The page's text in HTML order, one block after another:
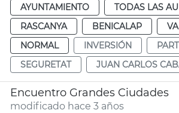
AYUNTAMIENTO TODAS LAS
RASCANYA
BENICALAP
NORMAL
INVERSIÓN
SEGURETAT
JUAN CARLOS
Encuentro Grandes Ciudades
modificado hace 3 años